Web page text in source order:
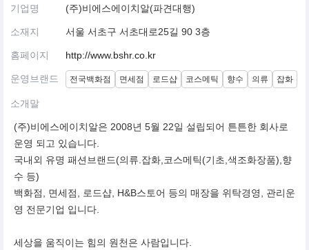
기업명 (주)비에스에이치알(파견대행)
소재지 서울 서초구 서초대로25길 90 3층
홈페이지 http://www.bshr.co.kr
운영브랜드 전국백화점 면세점 로드샵 코스메틱 향수 의류 잡화
소개말
(주)비에스에이치알은 2008년 5월 22일 설립되어 튼튼한 회사로
운영 되고 있습니다.
국내외 유명 패션브랜드(의류.잡화,코스메틱(기초,색조화장품),향
수 등)
백화점, 면세점, 로드샵, H&B스토어 등의 매장을 위탁경영, 관리운
영 전문기업 입니다.
세상을 움직이는 힘의 원천은 사람입니다.